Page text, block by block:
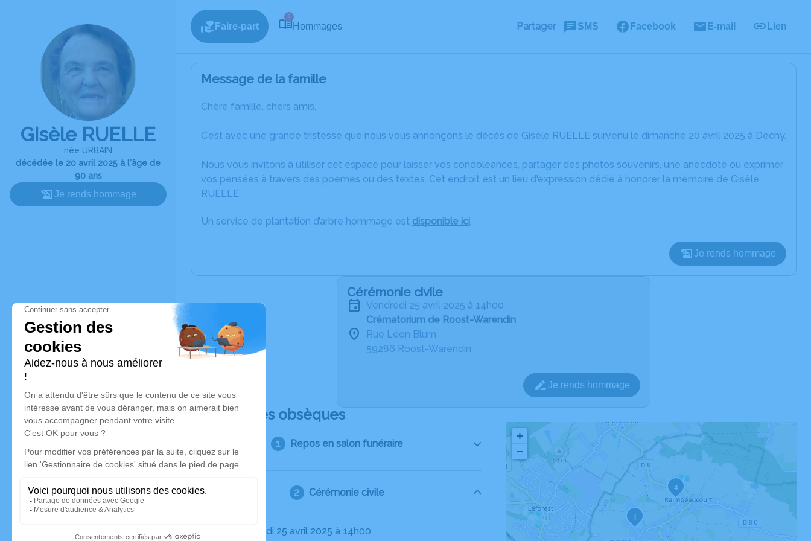
Gisèle RUELLE
née URBAIN
décédée le 20 avril 2025 à l'âge de
90 ans
Je rends hommage
Faire-part
7
Hommages Partager SMS Facebook E-mail Lien
Message de la famille
Chère famille, chers amis,
C’est avec une grande tristesse que nous vous annonçons le décès de Gisèle RUELLE survenu le dimanche 20 avril 2025 à Dechy.
Nous vous invitons à utiliser cet espace pour laisser vos condoléances, partager des photos souvenirs, une anecdote ou exprimer
vos pensées à travers des poèmes ou des textes. Cet endroit est un lieu d'expression dédié à honorer la mémoire de Gisèle
RUELLE.
Un service de plantation d’arbre hommage est disponible ici.
Je rends hommage
Cérémonie civile
vendredi 25 avril 2025 à 14h00
Crématorium de Roost-Warendin
Rue Léon Blum
59286 Roost-Warendin
Je rends hommage
Déroulé des obsèques
Repos en salon funéraire
Cérémonie civile
Le vendredi 25 avril 2025 à 14h00
1
4
+
−